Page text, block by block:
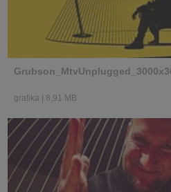
grafika 8,91 MB